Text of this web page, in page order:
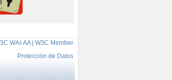
WAI-AA | W3C Member
Protección de Datos